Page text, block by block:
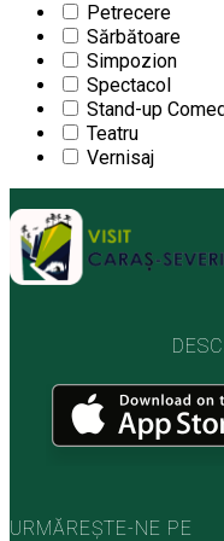
Petrecere
Sărbătoare
Simpozion
Spectacol
Stand-up
Teatru
Vernisaj
11
SEP
Zilele
Severin
Începe la 12:00 |Visit
URMĂREȘTE-NE PE